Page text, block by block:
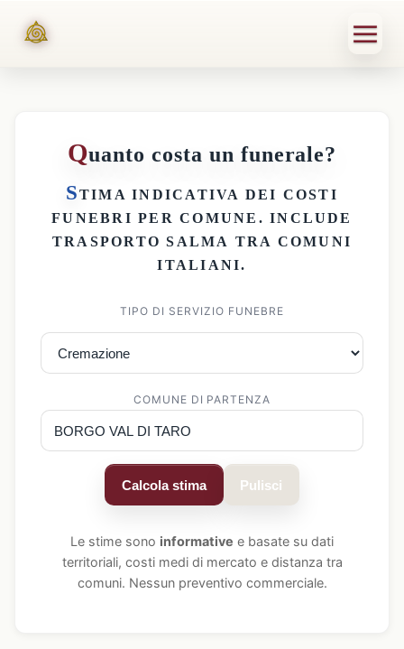
Quanto costa un funerale?
STIMA INDICATIVA DEI COSTI
FUNEBRI PER COMUNE . INCLUDE
TRASPORTO SALMA TRA COMUNI
ITALIANI.
TIPO DI SERVIZIO FUNEBRE
COMUNE DI PARTENZA
Calcola stima Pulisci
Le stime sono informative e basate su dati
territoriali, costi medi di mercato e distanza tra
comuni. Nessun preventivo commerciale.